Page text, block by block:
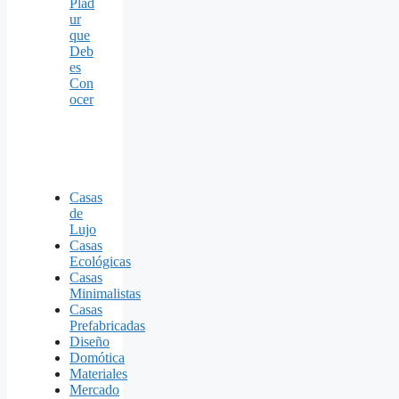
Plad
ur
que
Deb
es
Con
ocer
Casas
de
Lujo
Casas
Ecológicas
Casas
Minimalistas
Casas
Prefabricadas
Diseño
Domótica
Materiales
Mercado